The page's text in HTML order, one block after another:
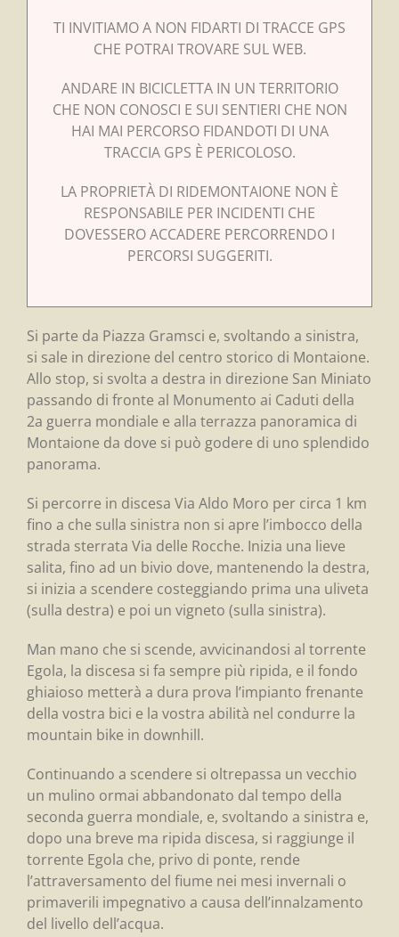
TI INVITIAMO A NON FIDARTI DI TRACCE GPS
CHE POTRAI TROVARE SUL WEB.
ANDARE IN BICICLETTA IN UN TERRITORIO
CHE NON CONOSCI E SUI SENTIERI CHE NON
HAI MAI PERCORSO FIDANDOTI DI UNA
TRACCIA GPS È PERICOLOSO.
LA PROPRIETÀ DI RIDEMONTAIONE NON È
RESPONSABILE PER INCIDENTI CHE
DOVESSERO ACCADERE PERCORRENDO I
PERCORSI SUGGERITI.
Si parte da Piazza Gramsci e, svoltando a sinistra,
si sale in direzione del centro storico di Montaione.
Allo stop, si svolta a destra in direzione San Miniato
passando di fronte al Monumento ai Caduti della
2a guerra mondiale e alla terrazza panoramica di
Montaione da dove si può godere di uno splendido
panorama.
Si percorre in discesa Via Aldo Moro per circa 1 km
fino a che sulla sinistra non si apre l’imbocco della
strada sterrata Via delle Rocche. Inizia una lieve
salita, fino ad un bivio dove, mantenendo la destra,
si inizia a scendere costeggiando prima una uliveta
(sulla destra) e poi un vigneto (sulla sinistra).
Man mano che si scende, avvicinandosi al torrente
Egola, la discesa si fa sempre più ripida, e il fondo
ghiaioso metterà a dura prova l’impianto frenante
della vostra bici e la vostra abilità nel condurre la
mountain bike in downhill.
Continuando a scendere si oltrepassa un vecchio
un mulino ormai abbandonato dal tempo della
seconda guerra mondiale, e, svoltando a sinistra e,
dopo una breve ma ripida discesa, si raggiunge il
torrente Egola che, privo di ponte, rende
l’attraversamento del fiume nei mesi invernali o
primaverili impegnativo a causa dell’innalzamento
del livello dell’acqua.